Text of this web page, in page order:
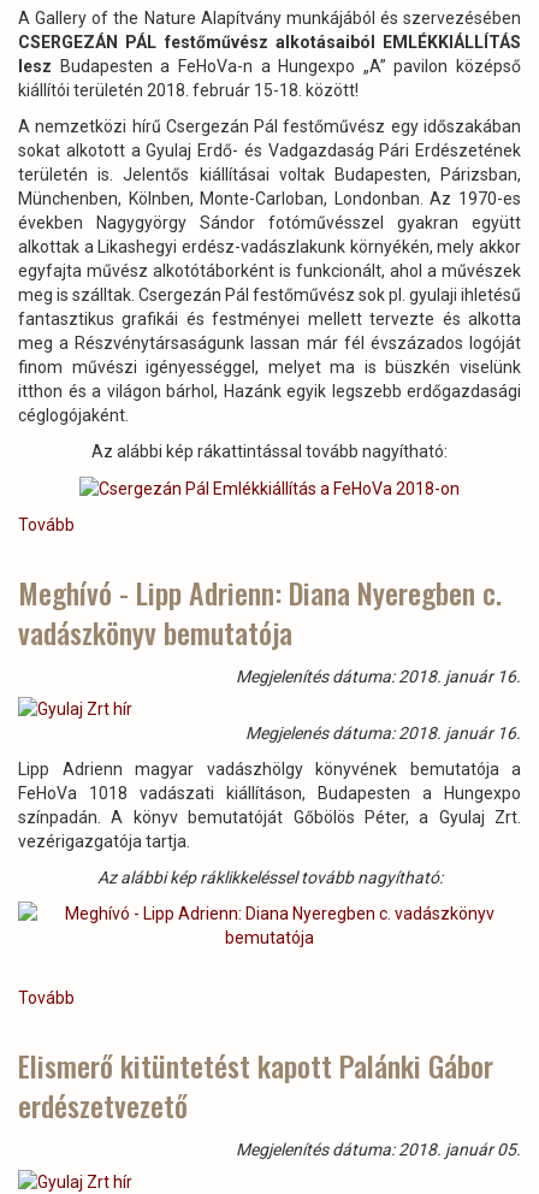
A Gallery of the Nature Alapítvány munkájából és szervezésében
CSERGEZÁN PÁL festőművész alkotásaiból EMLÉKKIÁLLÍTÁS
lesz
Budapesten a FeHoVa-n a Hungexpo „A” pavilon középső
kiállítói területén 2018. február 15-18. között!
A nemzetközi hírű Csergezán Pál festőművész egy időszakában
sokat alkotott a Gyulaj Erdő- és Vadgazdaság Pári Erdészetének
területén is. Jelentős kiállításai voltak Budapesten, Párizsban,
Münchenben, Kölnben, Monte-Carloban, Londonban. Az 1970-es
években Nagygyörgy Sándor fotóművésszel gyakran együtt
alkottak a Likashegyi erdész-vadászlakunk környékén, mely akkor
egyfajta művész alkotótáborként is funkcionált, ahol a művészek
meg is szálltak. Csergezán Pál festőművész sok pl. gyulaji ihletésű
fantasztikus grafikái és festményei mellett tervezte és alkotta
meg a Részvénytársaságunk lassan már fél évszázados logóját
finom művészi igényességgel, melyet ma is büszkén viselünk
itthon és a világon bárhol, Hazánk egyik legszebb erdőgazdasági
céglogójaként.
Az alábbi kép rákattintással tovább nagyítható:
Tovább
a
FeHoVa-
n)
Meghívó - Lipp Adrienn: Diana Nyeregben c.
vadászkönyv bemutatója
Megjelenítés dátuma: 2018. január 16.
Megjelenés dátuma: 2018. január 16.
Lipp Adrienn magyar vadászhölgy könyvének bemutatója a
FeHoVa 1018 vadászati kiállításon, Budapesten a Hungexpo
színpadán. A könyv bemutatóját Gőbölös Péter, a Gyulaj Zrt.
vezérigazgatója tartja.
Az alábbi kép ráklikkeléssel tovább nagyítható:
Tovább
Adrienn:
Diana
Nyeregben
Elismerő kitüntetést kapott Palánki Gábor
erdészetvezető
Megjelenítés dátuma: 2018. január 05.